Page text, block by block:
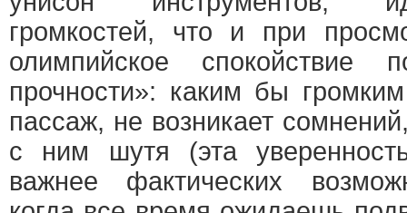
громкостей, что и при
олимпийское спокойствие
прочности»: каким бы
пассаж, не возникает
с ним шутя (эта
важнее фактических